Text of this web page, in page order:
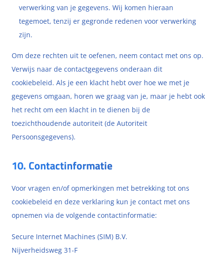
verwerking van je gegevens. Wij komen hieraan
tegemoet, tenzij er gegronde redenen voor verwerking
zijn.
Om deze rechten uit te oefenen, neem contact met ons op.
Verwijs naar de contactgegevens onderaan dit
cookiebeleid. Als je een klacht hebt over hoe we met je
gegevens omgaan, horen we graag van je, maar je hebt ook
het recht om een klacht in te dienen bij de
toezichthoudende autoriteit (de Autoriteit
Persoonsgegevens).
10. Contactinformatie
Voor vragen en/of opmerkingen met betrekking tot ons
cookiebeleid en deze verklaring kun je contact met ons
opnemen via de volgende contactinformatie:
Secure Internet Machines (SIM) B.V.
Nijverheidsweg 31-F